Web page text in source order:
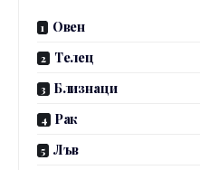
Овен
Телец
Близнаци
Рак
Лъв